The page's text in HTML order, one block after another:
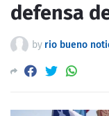
defensa
by rio bueno